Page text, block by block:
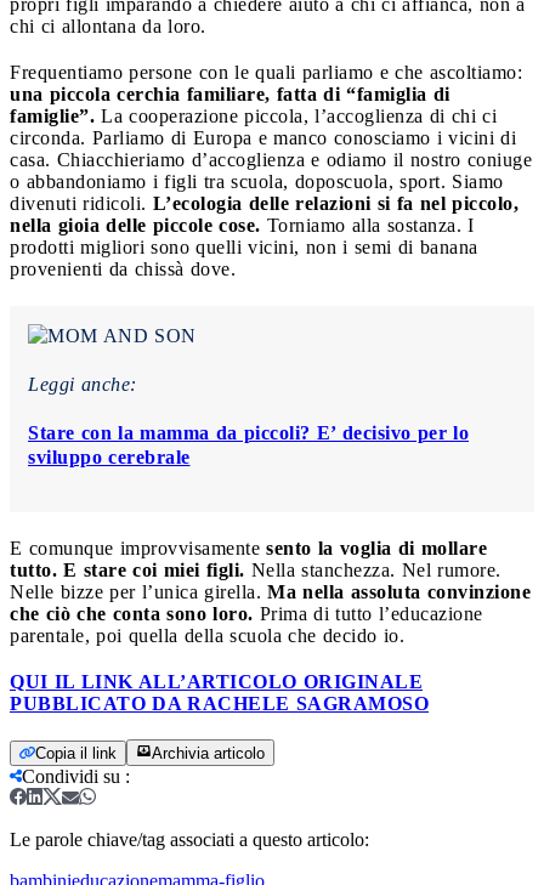
chi ci allontana da loro.
Frequentiamo persone con le quali parliamo e che ascoltiamo:
una piccola cerchia familiare, fatta di “famiglia di
famiglie”. La cooperazione piccola, l’accoglienza di chi ci
circonda. Parliamo di Europa e manco conosciamo i vicini di
casa. Chiacchieriamo d’accoglienza e odiamo il nostro coniuge
o abbandoniamo i figli tra scuola, doposcuola, sport. Siamo
divenuti ridicoli. L’ecologia delle relazioni si fa nel piccolo,
nella gioia delle piccole cose. Torniamo alla sostanza. I
prodotti migliori sono quelli vicini, non i semi di banana
provenienti da chissà dove.
Leggi anche:
Stare con la mamma da piccoli? E’ decisivo per lo
sviluppo cerebrale
E comunque improvvisamente sento la voglia di mollare
tutto. E stare coi miei figli. Nella stanchezza. Nel rumore.
Nelle bizze per l’unica girella. Ma nella assoluta convinzione
che ciò che conta sono loro. Prima di tutto l’educazione
parentale, poi quella della scuola che decido io.
QUI IL LINK ALL’ARTICOLO ORIGINALE
PUBBLICATO DA RACHELE SAGRAMOSO
Copia il link Archivia articolo
Condividi su :
Le parole chiave/tag associati a questo articolo:
bambinieducazionemamma-figlio